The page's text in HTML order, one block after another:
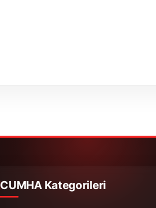
CUMHA Kategorileri